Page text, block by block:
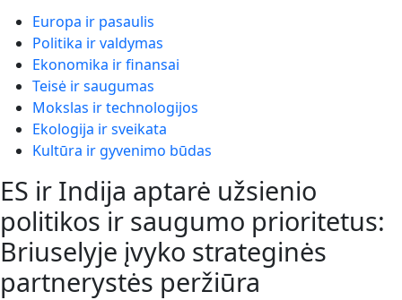
Europa ir pasaulis
Politika ir valdymas
Ekonomika ir finansai
Teisė ir saugumas
Mokslas ir technologijos
Ekologija ir sveikata
Kultūra ir gyvenimo būdas
ES ir Indija aptarė užsienio
politikos ir saugumo prioritetus:
Briuselyje įvyko strateginės
partnerystės peržiūra